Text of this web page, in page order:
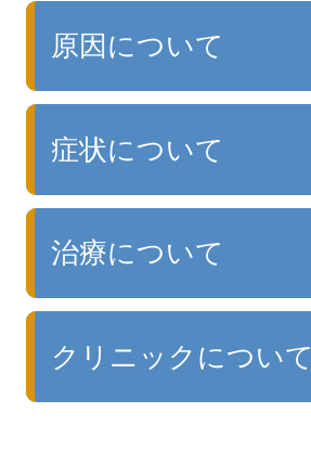
原因について
症状について
治療について
クリニックについて